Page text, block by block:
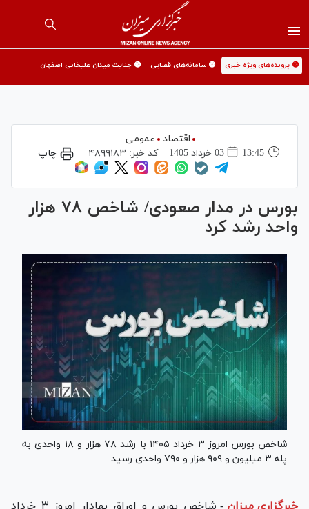
🟡 پرونده‌های ویژه خبری 🟡 سامانه‌های قضایی 🟡 جنایت میدان علیخانی اصفهان
اقتصاد
عمومی
13:45
03 خرداد 1405 کد خبر: ۴۸۹۹۱۸۳ چاپ
بورس در مدار صعودی/ شاخص ۷۸ هزار
واحد رشد کرد
شاخص بورس امروز ۳ خرداد ۱۴۰۵ با رشد ۷۸ هزار و ۱۸ واحدی به
پله ۳ میلیون و ۹۰۹ هزار و ۷۹۰ واحدی رسید.
خبرگزاری میزان -
شاخص بورس و اوراق بهادار امروز ۳ خرداد